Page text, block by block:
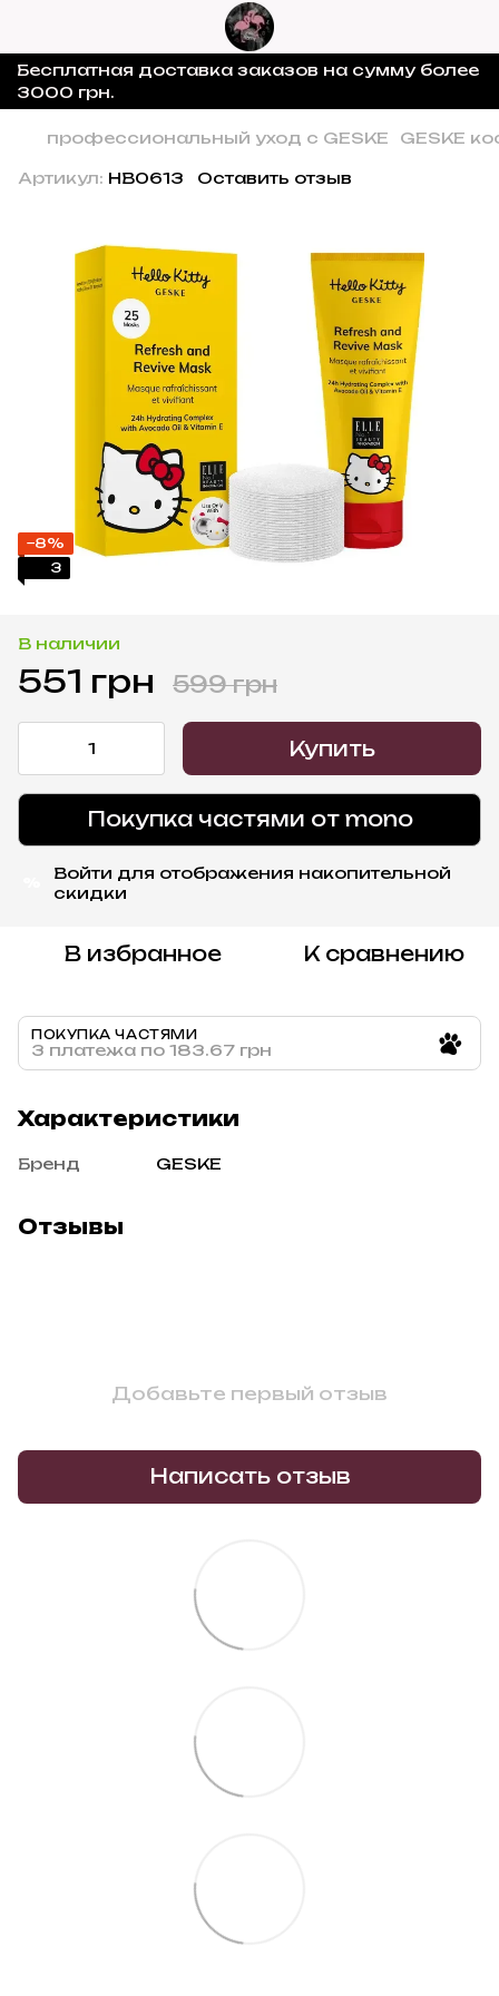
Бесплатная доставка заказов на сумму более
3000 грн.
профессиональный уход с GESKE GESKE
Артикул: HB0613 Оставить отзыв
−8%
3
В наличии
551 грн 599 грн
Купить
Покупка частями от mono
Войти для отображения накопительной
скидки
В избранное К сравнению
ПОКУПКА ЧАСТЯМИ
3 платежа по 183.67 грн
Характеристики
Бренд GESKE
Отзывы
Добавьте первый отзыв
Написать отзыв